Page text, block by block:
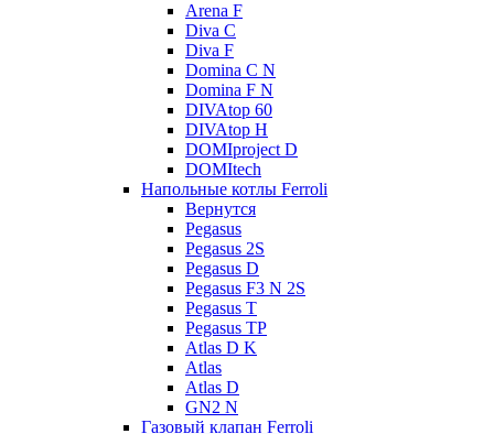
Arena F
Diva C
Diva F
Domina C N
Domina F N
DIVAtop 60
DIVAtop H
DOMIproject D
DOMItech
Напольные котлы Ferroli
Вернутся
Pegasus
Pegasus 2S
Pegasus D
Pegasus F3 N 2S
Pegasus T
Pegasus TP
Atlas D K
Atlas
Atlas D
GN2 N
Газовый клапан Ferroli